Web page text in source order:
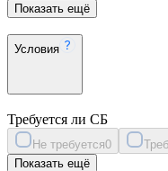
Показать ещё
Условия
Требуется ли СБ
Не требуется0
Показать ещё